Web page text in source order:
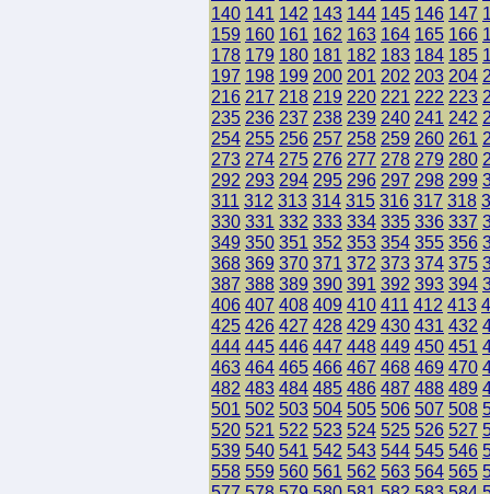
140 141 142 143 144 145 146 147
159 160 161 162 163 164 165 166
178 179 180 181 182 183 184 185
197 198 199 200 201 202 203 204
216 217 218 219 220 221 222 223
235 236 237 238 239 240 241 242
254 255 256 257 258 259 260 261
273 274 275 276 277 278 279 280
292 293 294 295 296 297 298 299
311 312 313 314 315 316 317 318
330 331 332 333 334 335 336 337
349 350 351 352 353 354 355 356
368 369 370 371 372 373 374 375
387 388 389 390 391 392 393 394
406 407 408 409 410 411 412 413
425 426 427 428 429 430 431 432
444 445 446 447 448 449 450 451
463 464 465 466 467 468 469 470
482 483 484 485 486 487 488 489
501 502 503 504 505 506 507 508
520 521 522 523 524 525 526 527
539 540 541 542 543 544 545 546
558 559 560 561 562 563 564 565